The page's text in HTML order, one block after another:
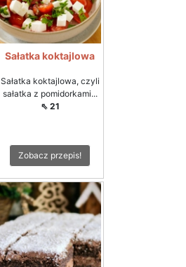
Sałatka koktajlowa
Sałatka koktajlowa, czyli
sałatka z pomidorkami...
⇖ 21
Zobacz przepis!